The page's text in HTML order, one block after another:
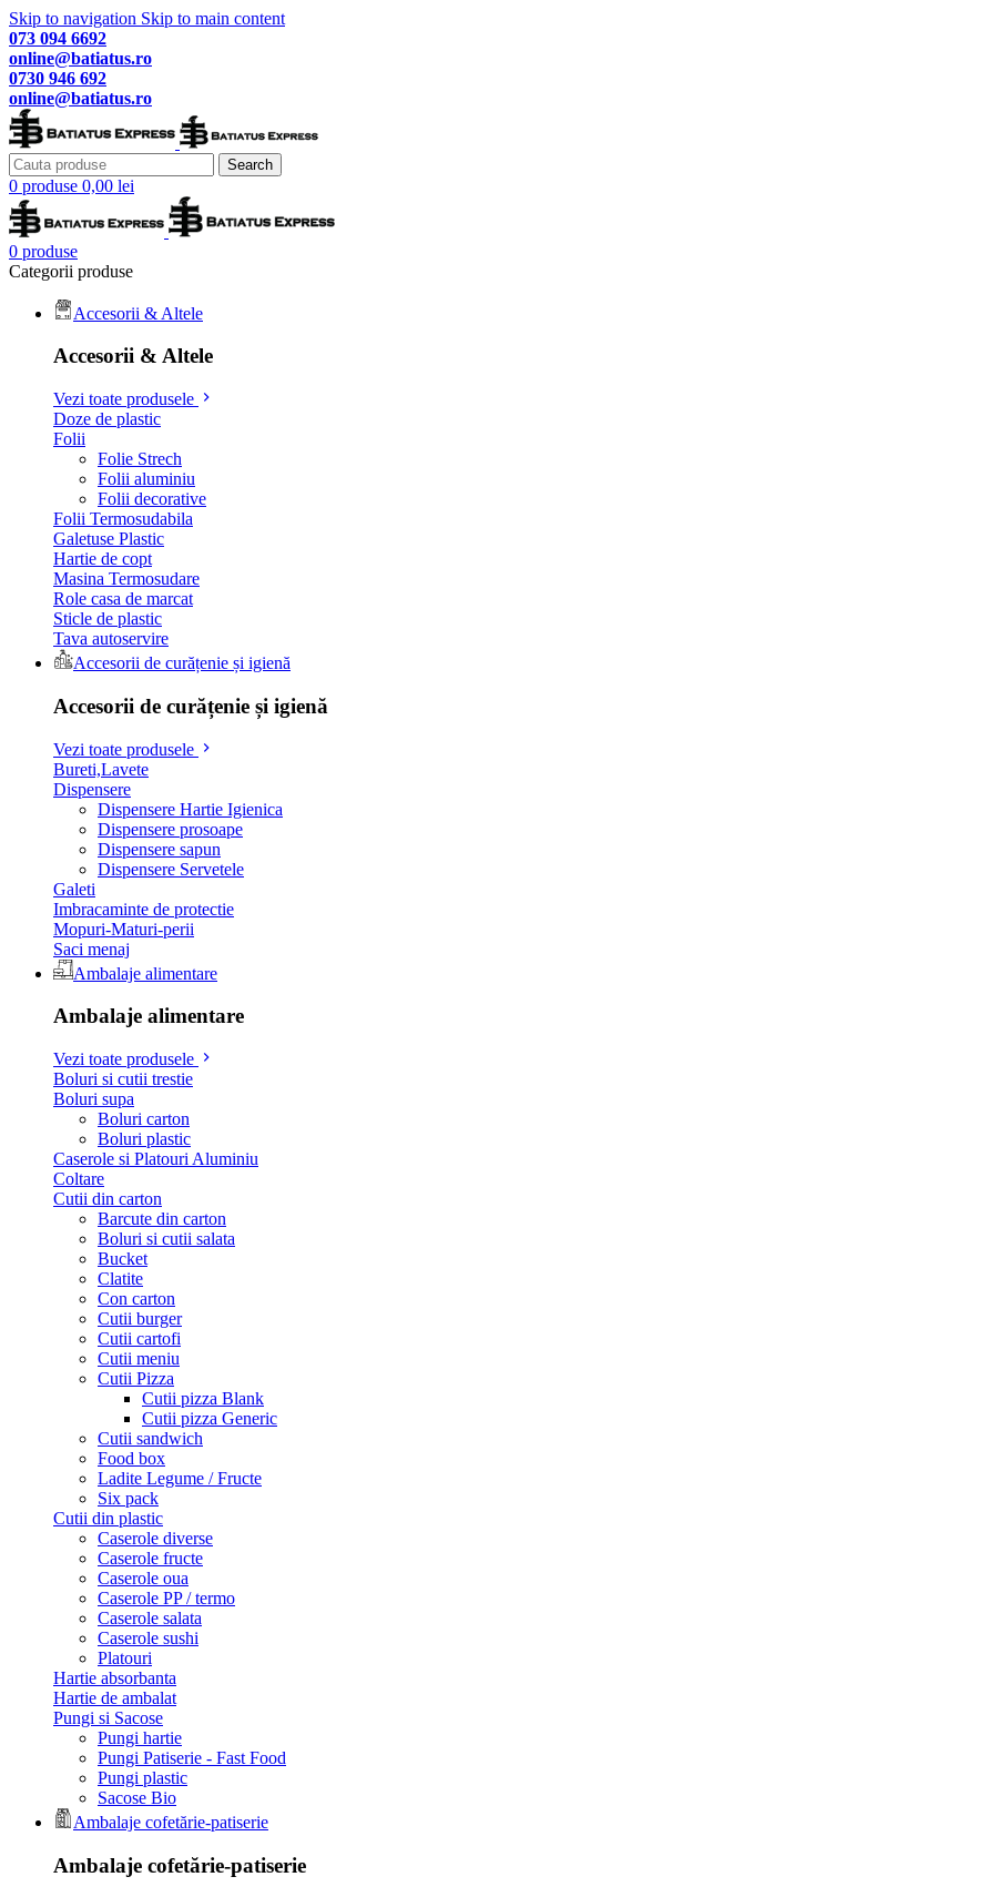
Skip to navigation Skip to main content
073 094 6692
online@batiatus.ro
0730 946 692
online@batiatus.ro
Search
0 produse 0,00 lei
0 produse
Categorii produse
Accesorii & Altele
Accesorii & Altele
Vezi toate produsele
Doze de plastic
Folii
Folie Strech
Folii aluminiu
Folii decorative
Folii Termosudabila
Galetuse Plastic
Hartie de copt
Masina Termosudare
Role casa de marcat
Sticle de plastic
Tava autoservire
Accesorii de curățenie și igienă
Accesorii de curățenie și igienă
Vezi toate produsele
Bureti,Lavete
Dispensere
Dispensere Hartie Igienica
Dispensere prosoape
Dispensere sapun
Dispensere Servetele
Galeti
Imbracaminte de protectie
Mopuri-Maturi-perii
Saci menaj
Ambalaje alimentare
Ambalaje alimentare
Vezi toate produsele
Boluri si cutii trestie
Boluri supa
Boluri carton
Boluri plastic
Caserole si Platouri Aluminiu
Coltare
Cutii din carton
Barcute din carton
Boluri si cutii salata
Bucket
Clatite
Con carton
Cutii burger
Cutii cartofi
Cutii meniu
Cutii Pizza
Cutii pizza Blank
Cutii pizza Generic
Cutii sandwich
Food box
Ladite Legume / Fructe
Six pack
Cutii din plastic
Caserole diverse
Caserole fructe
Caserole oua
Caserole PP / termo
Caserole salata
Caserole sushi
Platouri
Hartie absorbanta
Hartie de ambalat
Pungi si Sacose
Pungi hartie
Pungi Patiserie - Fast Food
Pungi plastic
Sacose Bio
Ambalaje cofetărie-patiserie
Ambalaje cofetărie-patiserie